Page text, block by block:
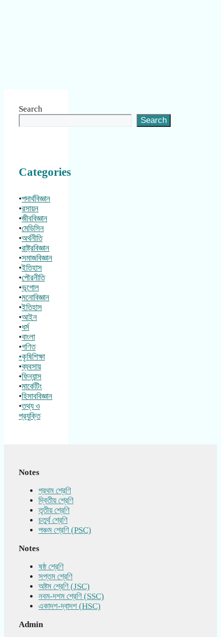
Search
Search
Categories
•পদার্থবিজ্ঞান
•রসায়ন
•জীববিজ্ঞান
•মেডিসিন
•অর্থনীতি
•রাষ্ট্রবিজ্ঞান
•সমাজবিজ্ঞান
•ইতিহাস
•পৌরনীতি
•ভূগোল
•মনোবিজ্ঞান
•ইতিহাস
•আইন
•ধর্ম
•বাংলা
•গণিত
•কৃষিশিক্ষা
•ব্যবসায়
•ফিন্যান্স
•মার্কেটিং
•হিসাববিজ্ঞান
•তথ্য ও
প্রযুক্তি
Notes
প্রথম শ্রেণি
দ্বিতীয় শ্রেণি
তৃতীয় শ্রেণি
চতুর্থ শ্রেণি
পঞ্চম শ্রেণি (PSC)
Notes
ষষ্ঠ শ্রেণি
সপ্তম শ্রেণি
অষ্টম শ্রেণি (JSC)
নবম-দশম শ্রেণি (SSC)
একাদশ-দ্বাদশ (HSC)
Admin